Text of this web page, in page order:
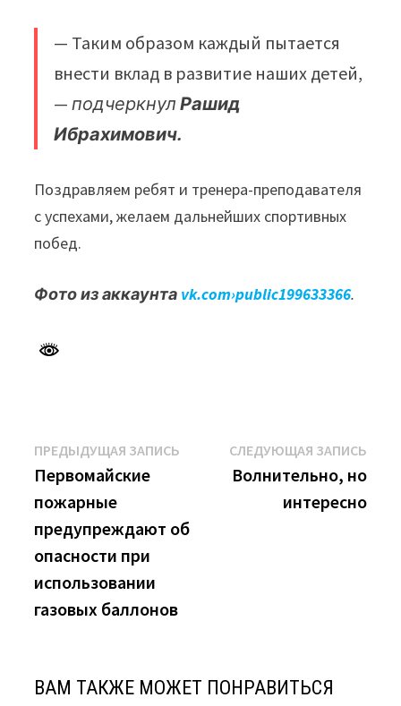
— Таким образом каждый пытается
внести вклад в развитие наших детей,
—подчеркнулРашид
Ибрахимович.
Поздравляем ребят и тренера-преподавателя
с успехами, желаем дальнейших спортивных
побед.
Фото из аккаунта vk.com›public199633366.
Навигация
по
записям
ПРЕДЫДУЩАЯ ЗАПИСЬ Предыдущая
Первомайские
пожарные
предупреждают об
опасности при
использовании
газовых баллонов
СЛЕДУЮЩАЯ ЗАПИСЬ
Волнительно, но
интересно
ВАМ ТАКЖЕ МОЖЕТ ПОНРАВИТЬСЯ